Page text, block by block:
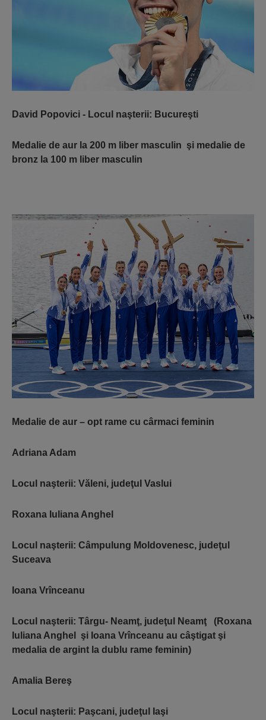
David Popovici - Locul naşterii: Bucureşti
Medalie de aur la 200 m liber masculin şi medalie de
bronz la 100 m liber masculin
Medalie de aur – opt rame cu cârmaci feminin
Adriana Adam
Locul naşterii: Văleni, judeţul Vaslui
Roxana Iuliana Anghel
Locul naşterii: Câmpulung Moldovenesc, judeţul
Suceava
Ioana Vrînceanu
Locul naşterii: Târgu- Neamţ, judeţul Neamţ (Roxana
Iuliana Anghel şi Ioana Vrînceanu au câştigat şi
medalia de argint la dublu rame feminin)
Amalia Bereş
Locul naşterii: Paşcani, judeţul Iaşi